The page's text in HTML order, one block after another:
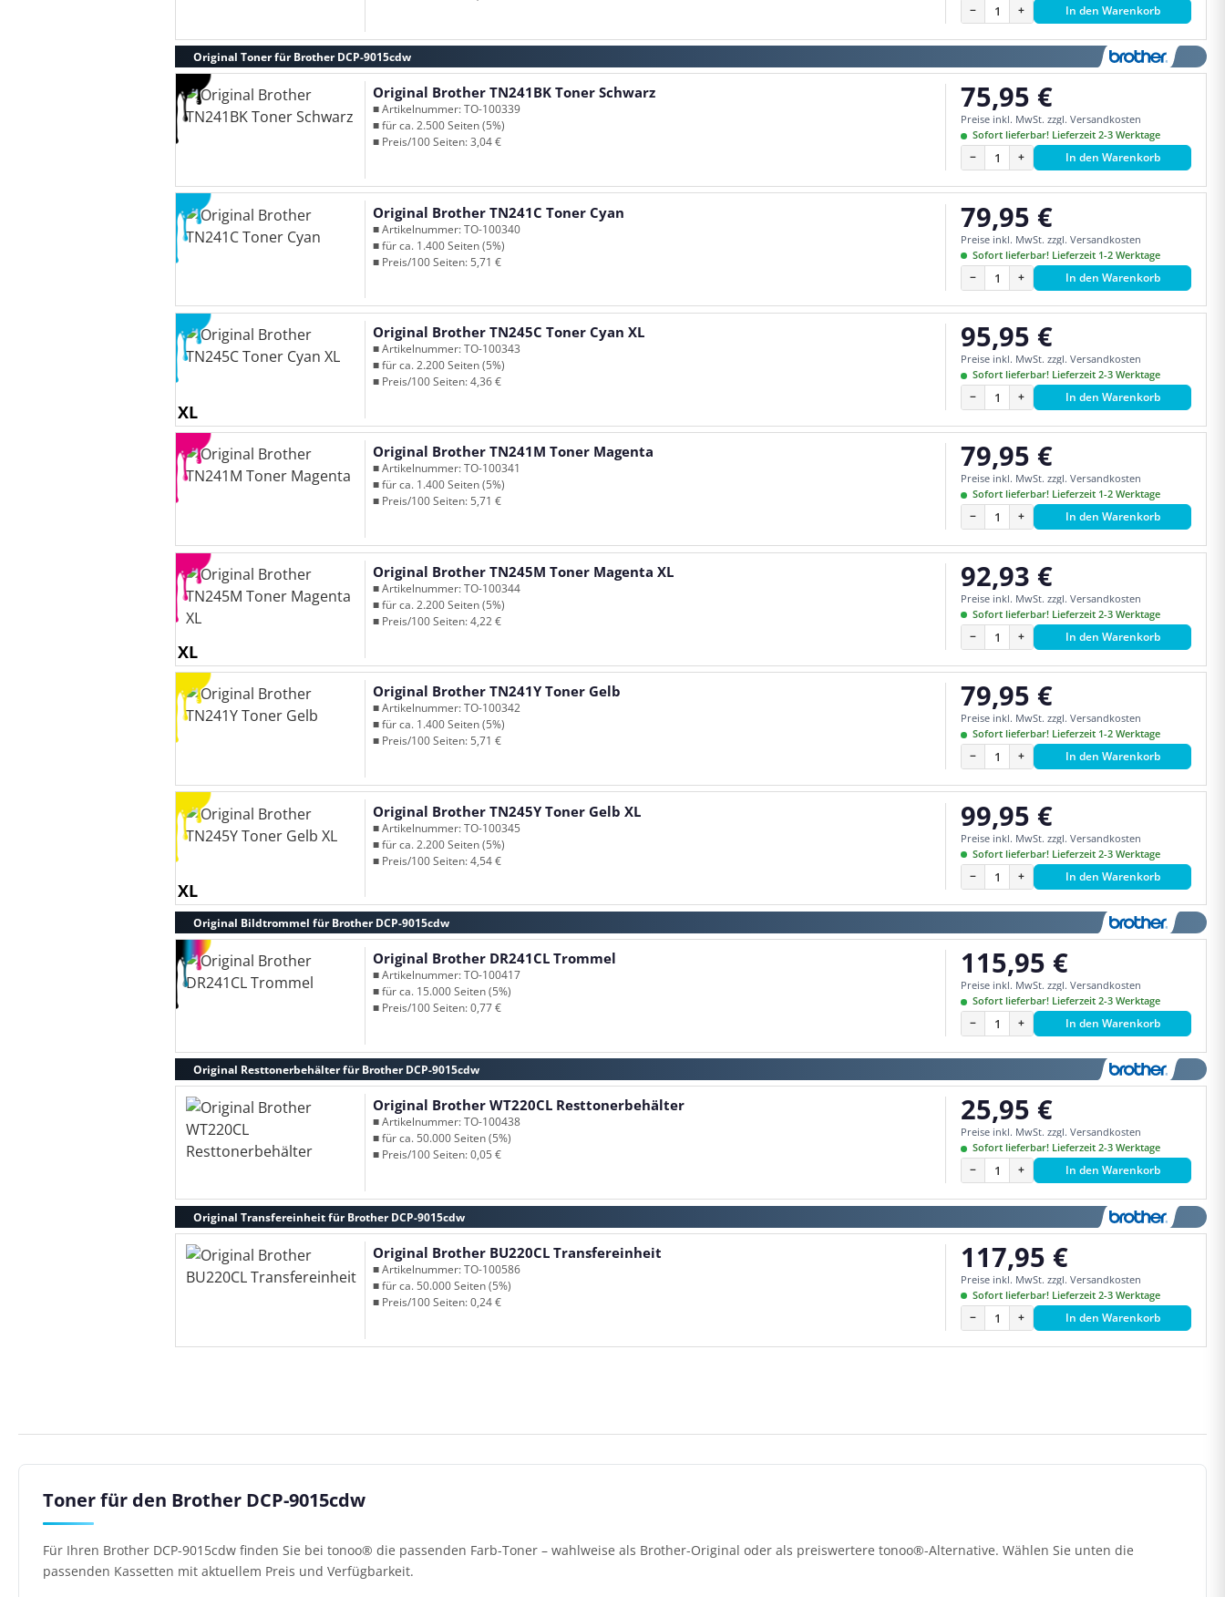
− + In den Warenkorb
Original Toner für Brother DCP-9015cdw
Original Brother TN241BK Toner Schwarz
■ Artikelnummer: TO-100339
■ für ca. 2.500 Seiten (5%)
■ Preis/100 Seiten: 3,04 €
Regulärer Preis:
75,95 €
Preise inkl. MwSt. zzgl. Versandkosten
Sofort lieferbar! Lieferzeit 2-3 Werktage
− + In den Warenkorb
Original Brother TN241C Toner Cyan
■ Artikelnummer: TO-100340
■ für ca. 1.400 Seiten (5%)
■ Preis/100 Seiten: 5,71 €
Regulärer Preis:
79,95 €
Preise inkl. MwSt. zzgl. Versandkosten
Sofort lieferbar! Lieferzeit 1-2 Werktage
− + In den Warenkorb
XL
Original Brother TN245C Toner Cyan XL
■ Artikelnummer: TO-100343
■ für ca. 2.200 Seiten (5%)
■ Preis/100 Seiten: 4,36 €
Regulärer Preis:
95,95 €
Preise inkl. MwSt. zzgl. Versandkosten
Sofort lieferbar! Lieferzeit 2-3 Werktage
− + In den Warenkorb
Original Brother TN241M Toner Magenta
■ Artikelnummer: TO-100341
■ für ca. 1.400 Seiten (5%)
■ Preis/100 Seiten: 5,71 €
Regulärer Preis:
79,95 €
Preise inkl. MwSt. zzgl. Versandkosten
Sofort lieferbar! Lieferzeit 1-2 Werktage
− + In den Warenkorb
XL
Original Brother TN245M Toner Magenta XL
■ Artikelnummer: TO-100344
■ für ca. 2.200 Seiten (5%)
■ Preis/100 Seiten: 4,22 €
Regulärer Preis:
92,93 €
Preise inkl. MwSt. zzgl. Versandkosten
Sofort lieferbar! Lieferzeit 2-3 Werktage
− + In den Warenkorb
Original Brother TN241Y Toner Gelb
■ Artikelnummer: TO-100342
■ für ca. 1.400 Seiten (5%)
■ Preis/100 Seiten: 5,71 €
Regulärer Preis:
79,95 €
Preise inkl. MwSt. zzgl. Versandkosten
Sofort lieferbar! Lieferzeit 1-2 Werktage
− + In den Warenkorb
XL
Original Brother TN245Y Toner Gelb XL
■ Artikelnummer: TO-100345
■ für ca. 2.200 Seiten (5%)
■ Preis/100 Seiten: 4,54 €
Regulärer Preis:
99,95 €
Preise inkl. MwSt. zzgl. Versandkosten
Sofort lieferbar! Lieferzeit 2-3 Werktage
− + In den Warenkorb
Original Bildtrommel für Brother DCP-9015cdw
Original Brother DR241CL Trommel
■ Artikelnummer: TO-100417
■ für ca. 15.000 Seiten (5%)
■ Preis/100 Seiten: 0,77 €
Regulärer Preis:
115,95 €
Preise inkl. MwSt. zzgl. Versandkosten
Sofort lieferbar! Lieferzeit 2-3 Werktage
− + In den Warenkorb
Original Resttonerbehälter für Brother DCP-9015cdw
Original Brother WT220CL Resttonerbehälter
■ Artikelnummer: TO-100438
■ für ca. 50.000 Seiten (5%)
■ Preis/100 Seiten: 0,05 €
Regulärer Preis:
25,95 €
Preise inkl. MwSt. zzgl. Versandkosten
Sofort lieferbar! Lieferzeit 2-3 Werktage
− + In den Warenkorb
Original Transfereinheit für Brother DCP-9015cdw
Original Brother BU220CL Transfereinheit
■ Artikelnummer: TO-100586
■ für ca. 50.000 Seiten (5%)
■ Preis/100 Seiten: 0,24 €
Regulärer Preis:
117,95 €
Preise inkl. MwSt. zzgl. Versandkosten
Sofort lieferbar! Lieferzeit 2-3 Werktage
− + In den Warenkorb
Toner für den Brother DCP-9015cdw
Für Ihren Brother DCP-9015cdw finden Sie bei tonoo® die passenden Farb-Toner – wahlweise als Brother-Original oder als preiswertere tonoo®-Alternative. Wählen Sie unten die
passenden Kassetten mit aktuellem Preis und Verfügbarkeit.